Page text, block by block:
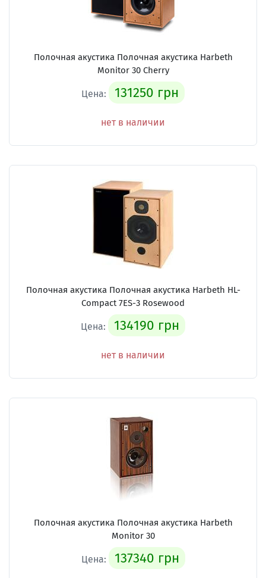
Полочная акустика Полочная акустика Harbeth
Monitor 30 Cherry
Цена: 131250 грн
нет в наличии
Полочная акустика Полочная акустика Harbeth HL-
Compact 7ES-3 Rosewood
Цена: 134190 грн
нет в наличии
Полочная акустика Полочная акустика Harbeth
Monitor 30
Цена: 137340 грн